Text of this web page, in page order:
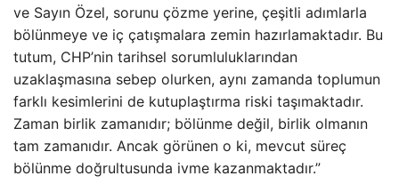
ve Sayın Özel, sorunu çözme yerine, çeşitli adımlarla
bölünmeye ve iç çatışmalara zemin hazırlamaktadır. Bu
tutum, CHP’nin tarihsel sorumluluklarından
uzaklaşmasına sebep olurken, aynı zamanda toplumun
farklı kesimlerini de kutuplaştırma riski taşımaktadır.
Zaman birlik zamanıdır; bölünme değil, birlik olmanın
tam zamanıdır. Ancak görünen o ki, mevcut süreç
bölünme doğrultusunda ivme kazanmaktadır.”